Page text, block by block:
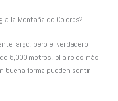
a la Montaña de Colores?
largo, pero el verdadero
5,000 metros, el aire es más
buena forma pueden sentir